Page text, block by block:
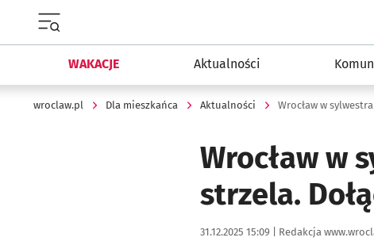
WAKACJE Aktualności
wroclaw.pl Dla mieszkańca Aktualności Wrocław w
Wrocław w
strzela.
Data publikacji:
31.12.2025 15:09 | Autor:
Redakcja